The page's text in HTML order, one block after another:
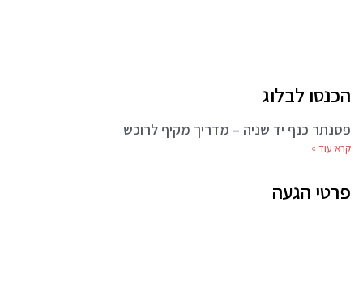
הכנסו לבלוג
פסנתר כנף יד שניה – מדריך מקיף לרוכש
קרא עוד »
פרטי הגעה